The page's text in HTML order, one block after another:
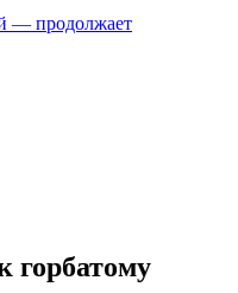
— продолжает
горбатому